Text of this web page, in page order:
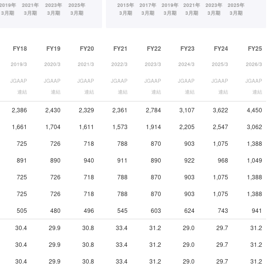
FY18 FY19 FY20 FY21 FY22 FY23 FY24 FY25
2019/3 2020/3 2021/3 2022/3 2023/3 2024/3 2025/3 2026/3
JGAAP
連結
JGAAP
連結
JGAAP
連結
JGAAP
連結
JGAAP
連結
JGAAP
連結
JGAAP
連結
JGAAP
連結
2,386 2,430 2,329 2,361 2,784 3,107 3,622 4,450
1,661 1,704 1,611 1,573 1,914 2,205 2,547 3,062
725 726 718 788 870 903 1,075 1,388
891 890 940 911 890 922 968 1,049
725 726 718 788 870 903 1,075 1,388
725 726 718 788 870 903 1,075 1,388
505 480 496 545 603 624 743 941
30.4 29.9 30.8 33.4 31.2 29.0 29.7 31.2
30.4 29.9 30.8 33.4 31.2 29.0 29.7 31.2
30.4 29.9 30.8 33.4 31.2 29.0 29.7 31.2